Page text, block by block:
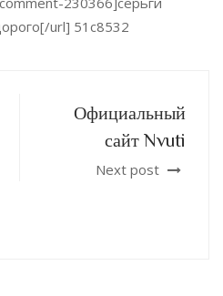
url] 51c8532
Официальный
сайт Nvuti
Next post